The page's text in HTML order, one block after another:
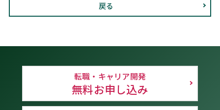
戻る
転職・キャリア開発
無料お申し込み